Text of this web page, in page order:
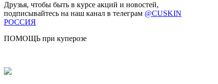
Друзья, чтобы быть в курсе акций и новостей,
подписывайтесь на наш канал в телеграм @CUSKIN
РОССИЯ
ПОМОЩЬ при куперозе